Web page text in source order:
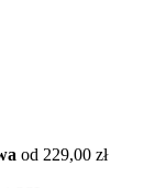
od 229,00 zł